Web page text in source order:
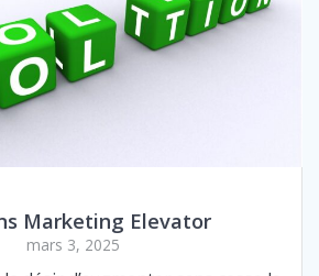
Marketing Elevator
mars 3, 2025